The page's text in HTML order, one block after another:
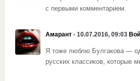
с первыми комментарием.
Амарант - 10.07.2016, 09:03
Я тоже люблю Булгакова —
русских классиков, которые